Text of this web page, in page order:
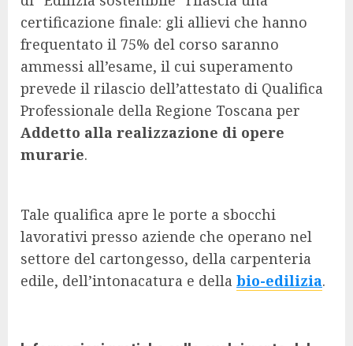
certificazione finale: gli allievi che hanno
frequentato il 75% del corso saranno
ammessi all’esame, il cui superamento
prevede il rilascio dell’attestato di Qualifica
Professionale della Regione Toscana per
Addetto alla realizzazione di opere
murarie.
Tale qualifica apre le porte a sbocchi
lavorativi presso aziende che operano nel
settore del cartongesso, della carpenteria
edile, dell’intonacatura e della bio-edilizia.